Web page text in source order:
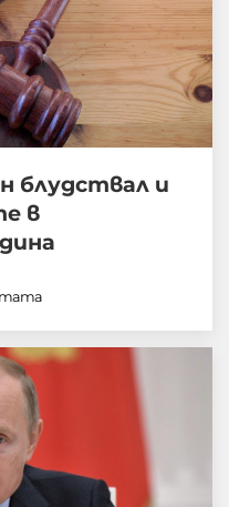
блудствал и
в